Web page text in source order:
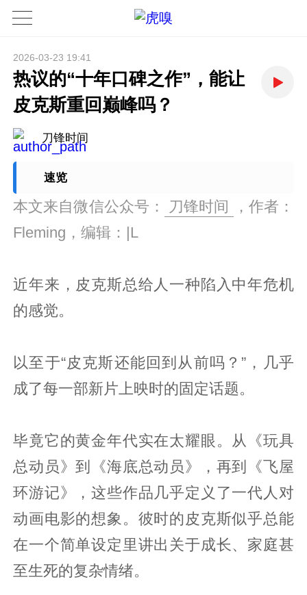
2026-03-23 19:41
热议的“十年口碑之作”，能让
皮克斯重回巅峰吗？
刀锋时间
速览
本文来自微信公众号： 刀锋时间
，作者：
Fleming，编辑：|L
近年来，皮克斯总给人一种陷入中年危机
的感觉。
以至于“皮克斯还能回到从前吗？”，几乎
成了每一部新片上映时的固定话题。
毕竟它的黄金年代实在太耀眼。从《玩具
总动员》到《海底总动员》，再到《飞屋
环游记》，这些作品几乎定义了一代人对
动画电影的想象。彼时的皮克斯似乎总能
在一个简单设定里讲出关于成长、家庭甚
至生死的复杂情绪。